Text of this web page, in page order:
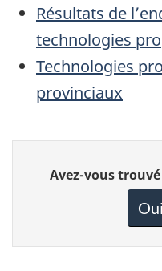
Résultats de
technologies
Technologies
provinciaux
Donnez
votre
page
Avez-vous
Oui